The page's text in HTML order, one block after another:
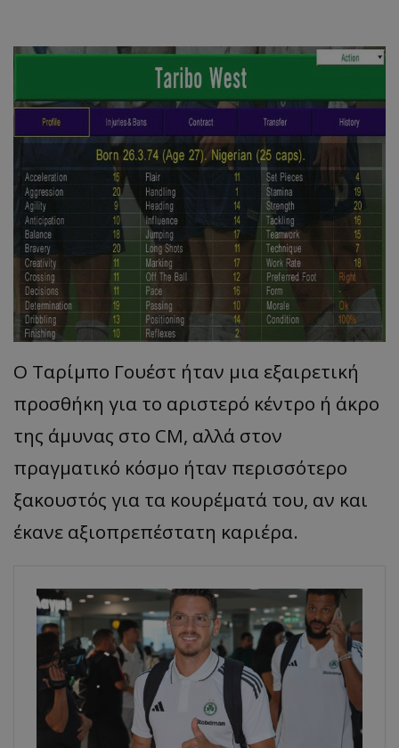
Ο Ταρίμπο Γουέστ ήταν μια εξαιρετική
προσθήκη για το αριστερό κέντρο ή άκρο
της άμυνας στο CM, αλλά στον
πραγματικό κόσμο ήταν περισσότερο
ξακουστός για τα κουρέματά του, αν και
έκανε αξιοπρεπέστατη καριέρα.